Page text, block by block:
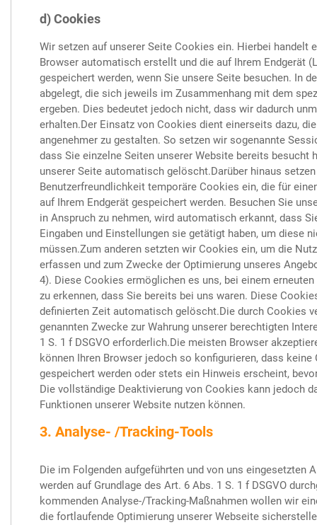
d) Cookies
Wir setzen auf unserer Seite Cookies ein. Hierbei handelt
Browser automatisch erstellt und die auf Ihrem Endgerät
gespeichert werden, wenn Sie unsere Seite besuchen. In
abgelegt, die sich jeweils im Zusammenhang mit dem
ergeben. Dies bedeutet jedoch nicht, dass wir dadurch
erhalten.Der Einsatz von Cookies dient einerseits dazu,
angenehmer zu gestalten. So setzen wir sogenannte
dass Sie einzelne Seiten unserer Website bereits besucht
unserer Seite automatisch gelöscht.Darüber hinaus
Benutzerfreundlichkeit temporäre Cookies ein, die für
auf Ihrem Endgerät gespeichert werden. Besuchen Sie
in Anspruch zu nehmen, wird automatisch erkannt, dass
Eingaben und Einstellungen sie getätigt haben, um diese
müssen.Zum anderen setzten wir Cookies ein, um die
erfassen und zum Zwecke der Optimierung unseres
4). Diese Cookies ermöglichen es uns, bei einem
zu erkennen, dass Sie bereits bei uns waren. Diese
definierten Zeit automatisch gelöscht.Die durch Cookies
genannten Zwecke zur Wahrung unserer berechtigten
1 S. 1 f DSGVO erforderlich.Die meisten Browser
können Ihren Browser jedoch so konfigurieren, dass
gespeichert werden oder stets ein Hinweis erscheint,
Die vollständige Deaktivierung von Cookies kann jedoch
Funktionen unserer Website nutzen können.
3. Analyse- /Tracking-Tools
Die im Folgenden aufgeführten und von uns eingesetzten
werden auf Grundlage des Art. 6 Abs. 1 S. 1 f DSGVO
kommenden Analyse-/Tracking-Maßnahmen wollen wir
die fortlaufende Optimierung unserer Webseite